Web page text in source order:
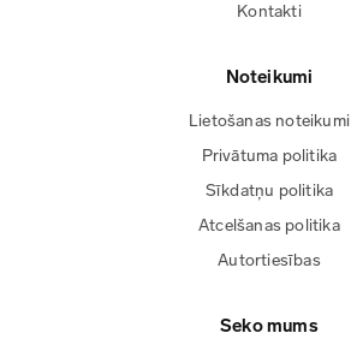
Kontakti
Noteikumi
Lietošanas noteikumi
Privātuma politika
Sīkdatņu politika
Atcelšanas politika
Autortiesības
Seko mums